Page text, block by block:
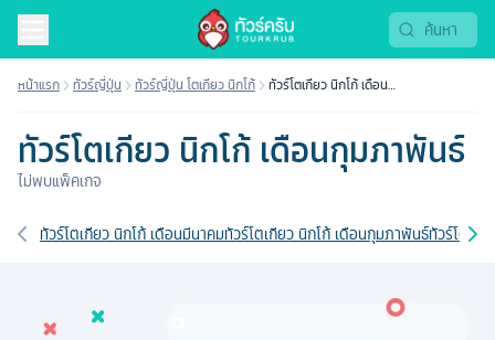
หน้าแรก ทัวร์ญี่ปุ่น ทัวร์ญี่ปุ่น โตเกียว นิกโก้
ทัวร์โตเกียว นิกโก้ เดือน
ทัวร์โตเกียว นิกโก้ เดือนกุมภาพันธ์
ไม่พบแพ็คเกจ
เส้นทางที่เกี่ยวข้อง
ทัวร์โตเกียว นิกโก้ เดือนมีนาคมทัวร์โตเกียว นิกโก้ เดือนกุมภาพันธ์ทัวร์โตเกี